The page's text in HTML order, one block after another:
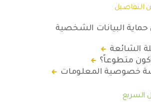
التفاصيل
حماية البيانات الشخصية
الشائعة
متطوعاً؟
خصوصية المعلومات
السريع